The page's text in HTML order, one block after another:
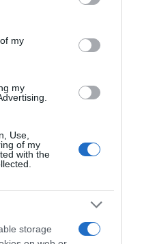
its third-party tags to
in below Google
my
my
Use,
of my
with the
storage
που
(Βίντεο)